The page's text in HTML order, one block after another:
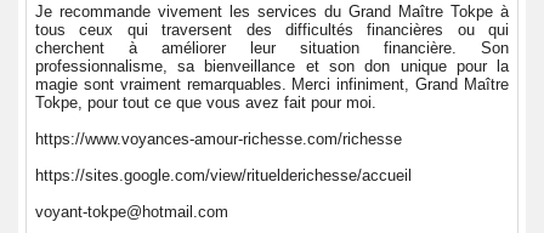
Je recommande vivement les services du Grand Maître Tokpe à
tous ceux qui traversent des difficultés financières ou qui
cherchent à améliorer leur situation financière. Son
professionnalisme, sa bienveillance et son don unique pour la
magie sont vraiment remarquables. Merci infiniment, Grand Maître
Tokpe, pour tout ce que vous avez fait pour moi.
https://www.voyances-amour-richesse.com/richesse
https://sites.google.com/view/rituelderichesse/accueil
voyant-tokpe@hotmail.com